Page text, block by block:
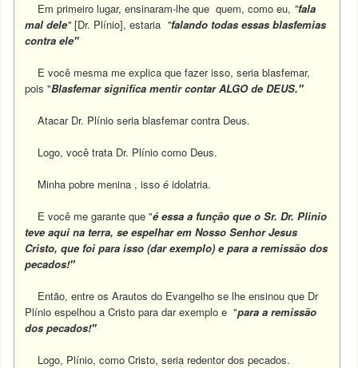
Em primeiro lugar, ensinaram-lhe que quem, como eu, "fala
mal dele"[Dr. Plínio], estaria "falando todas essas blasfemias
contra ele"
E você mesma me explica que fazer isso, seria blasfemar,
pois "Blasfemar significa mentir contar ALGO de DEUS."
Atacar Dr. Plínio seria blasfemar contra Deus.
Logo, você trata Dr. Plínio como Deus.
Minha pobre menina , isso é idolatria.
E você me garante que "é essa a função que o Sr. Dr. Plinio
teve aqui na terra, se espelhar em Nosso Senhor Jesus
Cristo, que foi para isso (dar exemplo) e para a remissão dos
pecados!"
Então, entre os Arautos do Evangelho se lhe ensinou que Dr
Plínio espelhou a Cristo para dar exemplo e "para a remissão
dos pecados!"
Logo, Plínio, como Cristo, seria redentor dos pecados.